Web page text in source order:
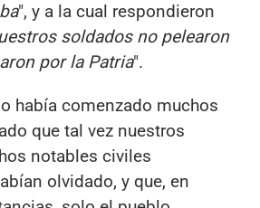
", y a la cual respondieron
estros soldados no pelearon
aron por la Patria".
había comenzado muchos
que tal vez nuestros
notables civiles
olvidado, y que, en